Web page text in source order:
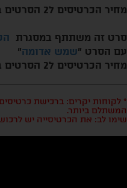
מחיר הכרטיסים ל2 הסרטים באותה הרכישה 74 שקלים
סרט זה משתתף במסגרת
עם הסרט "שמש אדומה"
מחיר הכרטיסים ל2 הסרטים באותה הרכישה 74 שקלים
* לקוחות יקרים: ברכישת
המשתלם ביותר.
שימו לב: את הכרטיסייה יש